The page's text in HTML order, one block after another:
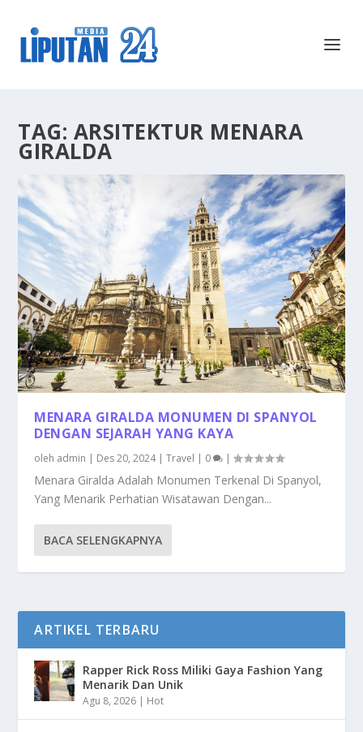
TAG: ARSITEKTUR MENARA
GIRALDA
MENARA GIRALDA MONUMEN DI SPANYOL
DENGAN SEJARAH YANG KAYA
oleh admin | Des 20, 2024|Travel | 0 |
Menara Giralda Adalah Monumen Terkenal Di Spanyol,
Yang Menarik Perhatian Wisatawan Dengan...
BACA SELENGKAPNYA
ARTIKEL TERBARU
Rapper Rick Ross Miliki Gaya Fashion Yang
Menarik Dan Unik
Agu 8, 2026 | Hot